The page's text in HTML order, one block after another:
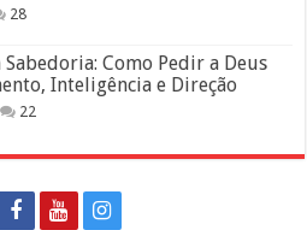
28
Sabedoria: Como Pedir a Deus
Inteligência e Direção
22